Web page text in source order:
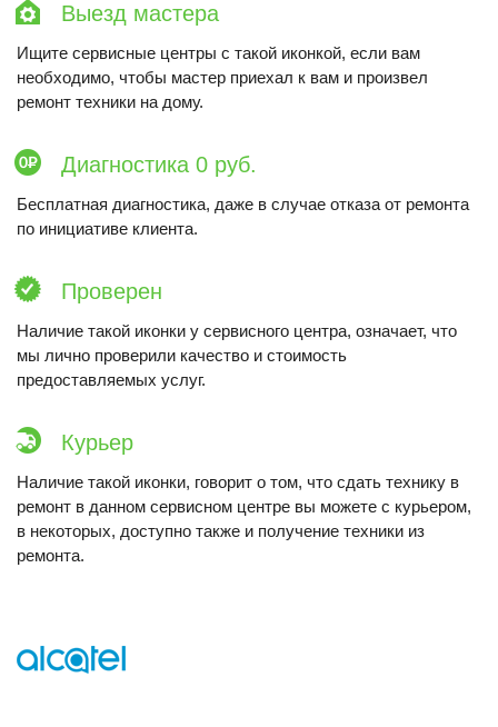
Выезд мастера
Ищите сервисные центры с такой иконкой, если вам
необходимо, чтобы мастер приехал к вам и произвел
ремонт техники на дому.
Диагностика 0 руб.
Бесплатная диагностика, даже в случае отказа от ремонта
по инициативе клиента.
Проверен
Наличие такой иконки у сервисного центра, означает, что
мы лично проверили качество и стоимость
предоставляемых услуг.
Курьер
Наличие такой иконки, говорит о том, что сдать технику в
ремонт в данном сервисном центре вы можете с курьером,
в некоторых, доступно также и получение техники из
ремонта.